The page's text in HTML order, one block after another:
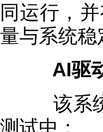
同运行，
量与系统稳
AI驱动
该系
测试中：